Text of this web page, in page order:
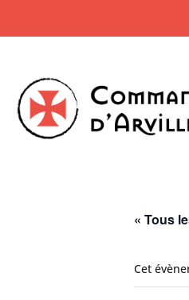
« Tous
Cet